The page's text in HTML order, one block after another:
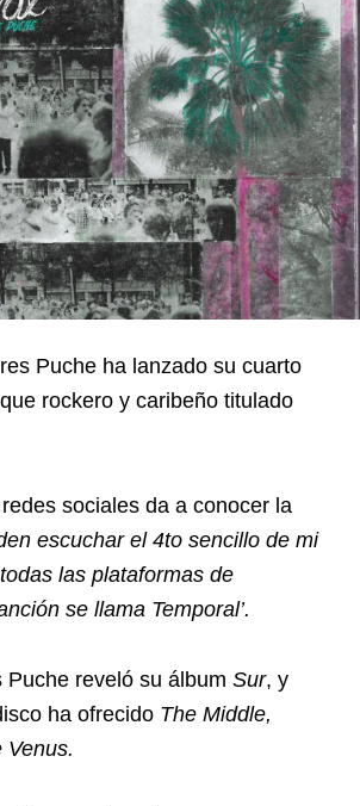
Puche ha lanzado su cuarto
rockero y caribeño titulado
sociales da a conocer la
escuchar el 4to sencillo de mi
las plataformas de
se llama Temporal’.
Puche reveló su álbum Sur, y
ha ofrecido The Middle,
Venus.